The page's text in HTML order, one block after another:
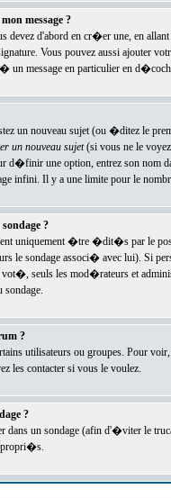
message ?
devez d'abord en cr�er une, en
Vous pouvez aussi ajouter
message en particulier en
un nouveau sujet (ou �ditez le
un nouveau sujet(si vous ne le voyez
d�finir une option, entrez son nom
infini. Il y a une limite pour le
?
uniquement �tre �dit�s par le
le sondage associ� avec lui). Si
seuls les mod�rateurs et
?
utilisateurs ou groupes. Pour
les contacter si vous le voulez.
?
dans un sondage (afin d'�viter le